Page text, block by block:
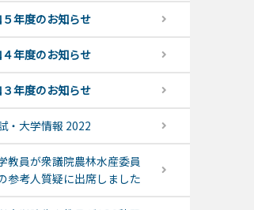
年度のお知らせ
年度のお知らせ
年度のお知らせ
・大学情報 2022
教員が衆議院農林水産委員
参考人質疑に出席しました